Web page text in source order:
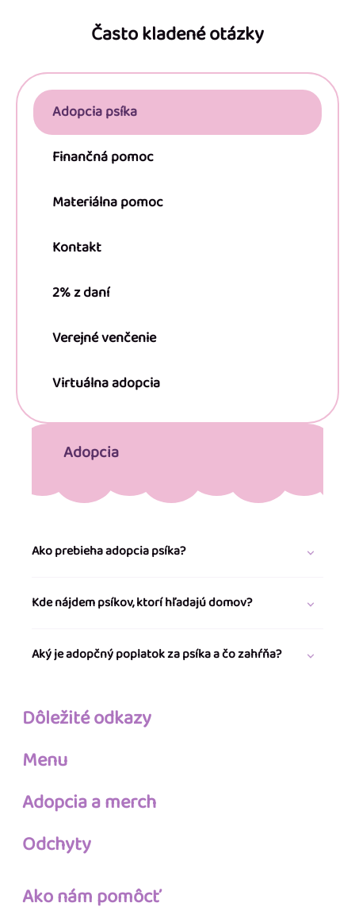
Často kladené otázky
Adopcia psíka
Finančná pomoc
Materiálna pomoc
Kontakt
2% z daní
Verejné venčenie
Virtuálna adopcia
Adopcia
Ako prebieha adopcia psíka?
Kde nájdem psíkov, ktorí hľadajú domov?
Aký je adopčný poplatok za psíka a čo zahŕňa?
Dôležité odkazy
Menu
Adopcia a merch
Odchyty
Ako nám pomôcť